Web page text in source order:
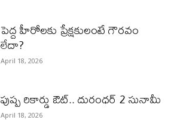
పెద్ద హీరోల‌కు ప్రేక్ష‌కులంటే గౌర‌వం
లేదా?
April 18, 2026
పుష్ప రికార్డు ఔట్‌.. దురంధ‌ర్ 2 సునామీ
April 18, 2026